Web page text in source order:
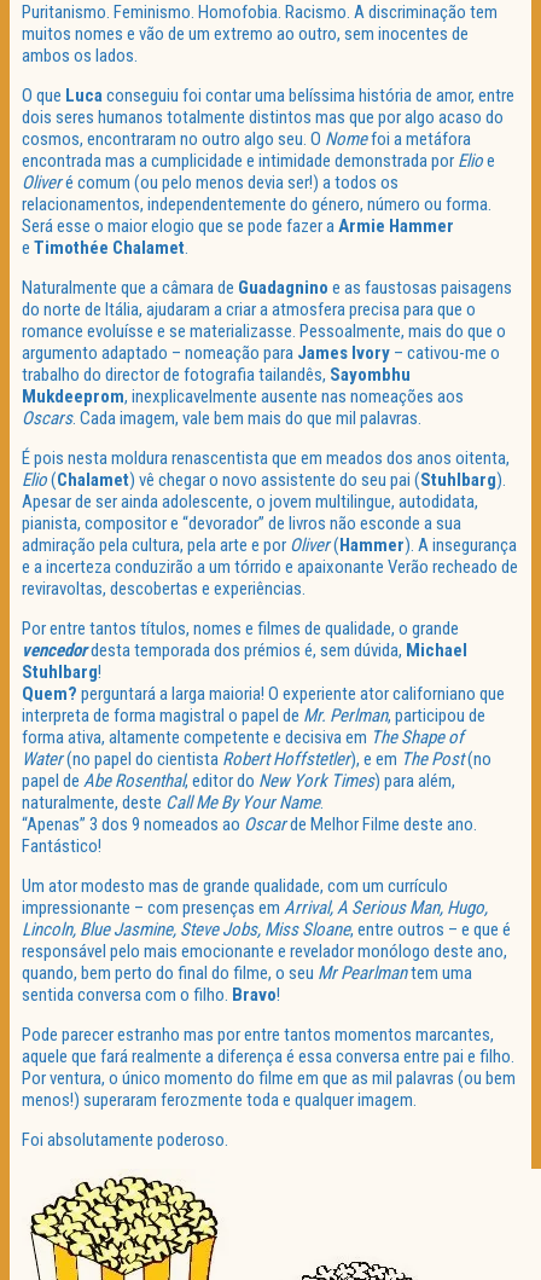
Puritanismo. Feminismo. Homofobia. Racismo. A discriminação tem
muitos nomes e vão de um extremo ao outro, sem inocentes de
ambos os lados.
O que Lucaconseguiu foi contar uma belíssima história de amor, entre
dois seres humanos totalmente distintos mas que por algo acaso do
cosmos, encontraram no outro algo seu. O Nomefoi a metáfora
encontrada mas a cumplicidade e intimidade demonstrada por Elioe
Oliveré comum (ou pelo menos devia ser!) a todos os
relacionamentos, independentemente do género, número ou forma.
Será esse o maior elogio que se pode fazer aArmie Hammer
e Timothée Chalamet.
Naturalmente que a câmara de Guadagnino e as faustosas paisagens
do norte de Itália, ajudaram a criar a atmosfera precisa para que o
romance evoluísse e se materializasse. Pessoalmente, mais do que o
argumento adaptado – nomeação para James Ivory – cativou-me o
trabalho do director de fotografia tailandês, Sayombhu
Mukdeeprom, inexplicavelmente ausente nas nomeações aos
Oscars. Cada imagem, vale bem mais do que mil palavras.
É pois nesta moldura renascentista que em meados dos anos oitenta,
Elio(Chalamet) vê chegar o novo assistente do seu pai (Stuhlbarg).
Apesar de ser ainda adolescente, o jovem multilingue, autodidata,
pianista, compositor e “devorador” de livros não esconde a sua
admiração pela cultura, pela arte e por Oliver(Hammer). A insegurança
e a incerteza conduzirão a um tórrido e apaixonante Verão recheado de
reviravoltas, descobertas e experiências.
Por entre tantos títulos, nomes e filmes de qualidade, o grande
vencedordesta temporada dos prémios é, sem dúvida, Michael
Stuhlbarg!
Quem? perguntará a larga maioria! O experiente ator californiano que
interpreta de forma magistral o papel de Mr. Perlman, participou de
forma ativa, altamente competente e decisiva em The Shape of
Water(no papel do cientista Robert Hoffstetler), e em The Post(no
papel de Abe Rosenthal, editor do New York Times) para além,
naturalmente, deste Call Me By Your Name.
“Apenas” 3 dos 9 nomeados ao Oscarde Melhor Filme deste ano.
Fantástico!
Um ator modesto mas de grande qualidade, com um currículo
impressionante – com presenças em Arrival, A Serious Man, Hugo,
Lincoln, Blue Jasmine, Steve Jobs, Miss Sloane, entre outros – e que é
responsável pelo mais emocionante e revelador monólogo deste ano,
quando, bem perto do final do filme, o seu Mr Pearlmantem uma
sentida conversa com o filho. Bravo!
Pode parecer estranho mas por entre tantos momentos marcantes,
aquele que fará realmente a diferença é essa conversa entre pai e filho.
Por ventura, o único momento do filme em que as mil palavras (ou bem
menos!) superaram ferozmente toda e qualquer imagem.
Foi absolutamente poderoso.